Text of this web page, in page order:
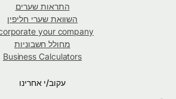
התראות שערים
השוואת שערי חליפין
Incorporate your company
מחולל חשבוניות
Business Calculators
עקוב/י אחרינו